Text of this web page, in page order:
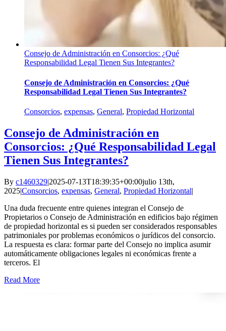
Consejo de Administración en Consorcios: ¿Qué
Responsabilidad Legal Tienen Sus Integrantes?
Consejo de Administración en Consorcios: ¿Qué
Responsabilidad Legal Tienen Sus Integrantes?
Consorcios, expensas, General, Propiedad Horizontal
Consejo de Administración en
Consorcios: ¿Qué Responsabilidad Legal
Tienen Sus Integrantes?
By c1460329|2025-07-13T18:39:35+00:00julio 13th,
2025|Consorcios, expensas, General, Propiedad Horizontal|
Una duda frecuente entre quienes integran el Consejo de
Propietarios o Consejo de Administración en edificios bajo régimen
de propiedad horizontal es si pueden ser considerados responsables
patrimoniales por problemas económicos o jurídicos del consorcio.
La respuesta es clara: formar parte del Consejo no implica asumir
automáticamente obligaciones legales ni económicas frente a
terceros. El
Read More